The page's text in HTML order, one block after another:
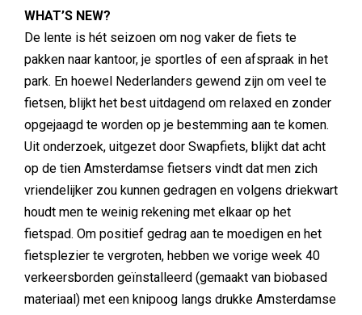
WHAT’S NEW?
De lente is hét seizoen om nog vaker de fiets te
pakken naar kantoor, je sportles of een afspraak in het
park. En hoewel Nederlanders gewend zijn om veel te
fietsen, blijkt het best uitdagend om relaxed en zonder
opgejaagd te worden op je bestemming aan te komen.
Uit onderzoek, uitgezet door Swapfiets, blijkt dat acht
op de tien Amsterdamse fietsers vindt dat men zich
vriendelijker zou kunnen gedragen en volgens driekwart
houdt men te weinig rekening met elkaar op het
fietspad. Om positief gedrag aan te moedigen en het
fietsplezier te vergroten, hebben we vorige week 40
verkeersborden geïnstalleerd (gemaakt van biobased
materiaal) met een knipoog langs drukke Amsterdamse